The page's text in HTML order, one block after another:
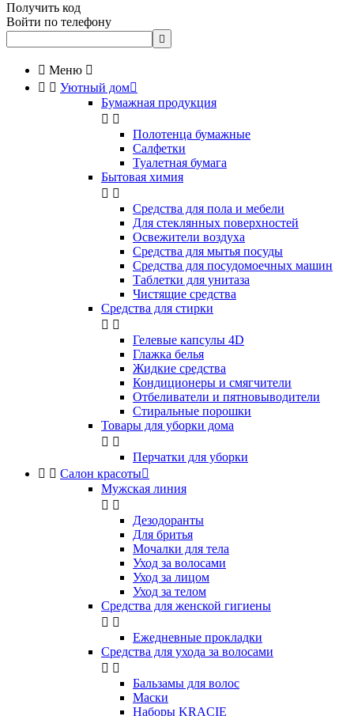
Получить код
Войти по телефону

 Меню 
  Уютный дом
Бумажная продукция
 
Полотенца бумажные
Салфетки
Туалетная бумага
Бытовая химия
 
Cредства для пола и мебели
Для стеклянных поверхностей
Освежители воздуха
Средства для мытья посуды
Средства для посудомоечных машин
Таблетки для унитаза
Чистящие средства
Средства для стирки
 
Гелевые капсулы 4D
Глажка белья
Жидкие средства
Кондиционеры и смягчители
Отбеливатели и пятновыводители
Стиральные порошки
Товары для уборки дома
 
Перчатки для уборки
  Салон красоты
Мужская линия
 
Дезодоранты
Для бритья
Мочалки для тела
Уход за волосами
Уход за лицом
Уход за телом
Средства для женской гигиены
 
Ежедневные прокладки
Средства для ухода за волосами
 
Бальзамы для волос
Маски
Наборы KRACIE